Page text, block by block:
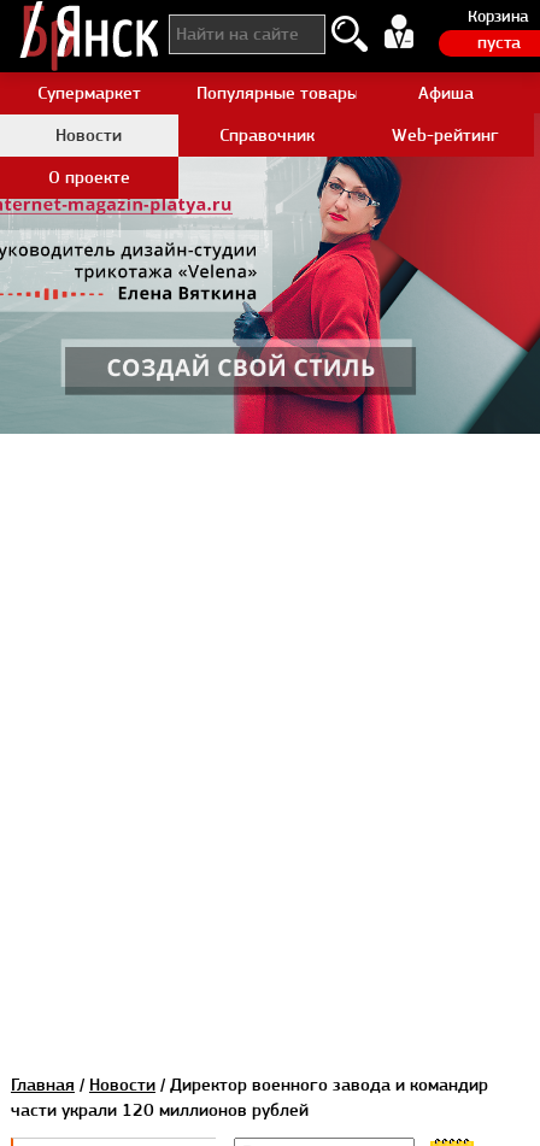
Корзина
пуста
Супермаркет Популярные товары AliexpressАфиша
Новости
Справочник
Web-рейтинг
О проекте
Главная / Новости/ Директор военного завода и командир
части украли 120 миллионов рублей